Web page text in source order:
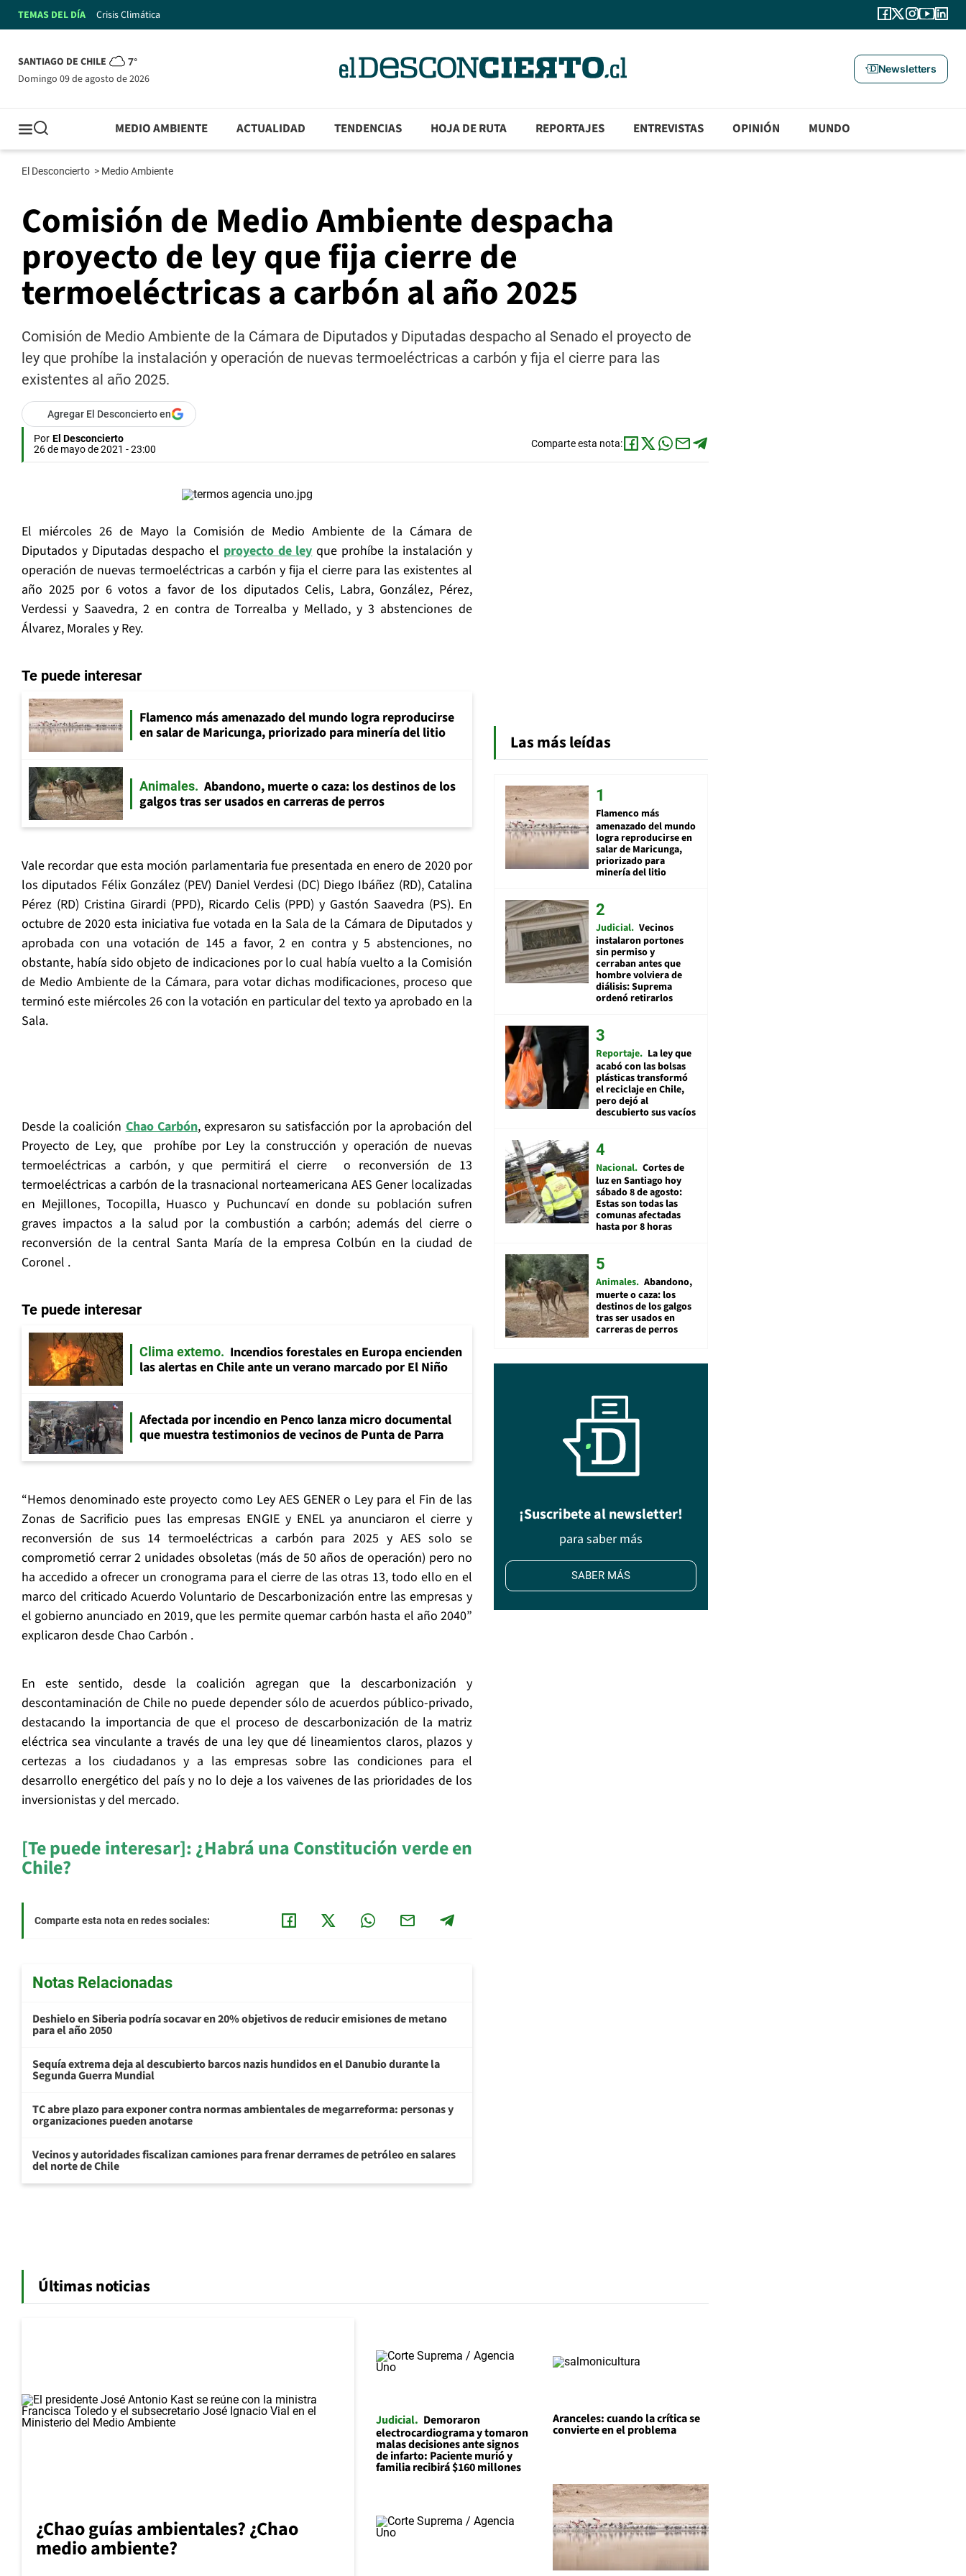
TEMAS DEL DÍA Crisis Climática
SANTIAGO DE CHILE 7°
domingo 09 de agosto de 2026
Newsletters
MEDIO AMBIENTE ACTUALIDAD TENDENCIAS HOJA DE RUTA REPORTAJES ENTREVISTAS OPINIÓN MUNDO
El Desconcierto > Medio Ambiente
Comisión de Medio Ambiente despacha
proyecto de ley que fija cierre de
termoeléctricas a carbón al año 2025
Comisión de Medio Ambiente de la Cámara de Diputados y Diputadas despacho al Senado el proyecto de
ley que prohíbe la instalación y operación de nuevas termoeléctricas a carbón y fija el cierre para las
existentes al año 2025.
Agregar El Desconcierto en
Por El Desconcierto
26 de mayo de 2021 - 23:00
Comparte esta nota:
El miércoles 26 de Mayo la Comisión de Medio Ambiente de la Cámara de
Diputados y Diputadas despacho el proyecto de leyque prohíbe la instalación y
operación de nuevas termoeléctricas a carbón y fija el cierre para las existentes al
año 2025 por 6 votos a favor de los diputados Celis, Labra, González, Pérez,
Verdessi y Saavedra, 2 en contra de Torrealba y Mellado, y 3 abstenciones de
Álvarez, Morales y Rey.
Te puede interesar
Flamenco más amenazado del mundo logra reproducirse
en salar de Maricunga, priorizado para minería del litio
Animales
Abandono, muerte o caza: los destinos de los
galgos tras ser usados en carreras de perros
Vale recordar que esta moción parlamentaria fue presentada en enero de 2020 por
los diputados Félix González (PEV) Daniel Verdesi (DC) Diego Ibáñez (RD), Catalina
Pérez (RD) Cristina Girardi (PPD), Ricardo Celis (PPD) y Gastón Saavedra (PS). En
octubre de 2020 esta iniciativa fue votada en la Sala de la Cámara de Diputados y
aprobada con una votación de 145 a favor, 2 en contra y 5 abstenciones, no
obstante, había sido objeto de indicaciones por lo cual había vuelto a la Comisión
de Medio Ambiente de la Cámara, para votar dichas modificaciones, proceso que
terminó este miércoles 26 con la votación en particular del texto ya aprobado en la
Sala.
Desde la coaliciónChao Carbón, expresaron su satisfacción por la aprobación del
Proyecto de Ley, que prohíbe por Ley la construcción y operación de nuevas
termoeléctricas a carbón, y que permitirá el cierre o reconversión de 13
termoeléctricas a carbón de la trasnacional norteamericana AES Gener localizadas
en Mejillones, Tocopilla, Huasco y Puchuncaví en donde su población sufren
graves impactos a la salud por la combustión a carbón; además del cierre o
reconversión de la central Santa María de la empresa Colbún en la ciudad de
Coronel .
Te puede interesar
Clima extemo
Incendios forestales en Europa encienden
las alertas en Chile ante un verano marcado por El Niño
Afectada por incendio en Penco lanza micro documental
que muestra testimonios de vecinos de Punta de Parra
“Hemos denominado este proyecto como Ley AES GENER o Ley para el Fin de las
Zonas de Sacrificio pues las empresas ENGIE y ENEL ya anunciaron el cierre y
reconversión de sus 14 termoeléctricas a carbón para 2025 y AES solo se
comprometió cerrar 2 unidades obsoletas (más de 50 años de operación) pero no
ha accedido a ofrecer un cronograma para el cierre de las otras 13, todo ello en el
marco del criticado Acuerdo Voluntario de Descarbonización entre las empresas y
el gobierno anunciado en 2019, que les permite quemar carbón hasta el año 2040”
explicaron desde Chao Carbón .
En este sentido, desde la coalición agregan que la descarbonización y
descontaminación de Chile no puede depender sólo de acuerdos público-privado,
destacando la importancia de que el proceso de descarbonización de la matriz
eléctrica sea vinculante a través de una ley que dé lineamientos claros, plazos y
certezas a los ciudadanos y a las empresas sobre las condiciones para el
desarrollo energético del país y no lo deje a los vaivenes de las prioridades de los
inversionistas y del mercado.
[Te puede interesar]:¿Habrá una Constitución verde en
Chile?
Comparte esta nota en redes sociales:
Notas Relacionadas
Deshielo en Siberia podría socavar en 20% objetivos de reducir emisiones de metano
para el año 2050
Sequía extrema deja al descubierto barcos nazis hundidos en el Danubio durante la
Segunda Guerra Mundial
TC abre plazo para exponer contra normas ambientales de megarreforma: personas y
organizaciones pueden anotarse
Vecinos y autoridades fiscalizan camiones para frenar derrames de petróleo en salares
del norte de Chile
Las más leídas
Flamenco más
amenazado del mundo
logra reproducirse en
salar de Maricunga,
priorizado para
minería del litio
Judicial Vecinos
instalaron portones
sin permiso y
cerraban antes que
hombre volviera de
diálisis: Suprema
ordenó retirarlos
Reportaje La ley que
acabó con las bolsas
plásticas transformó
el reciclaje en Chile,
pero dejó al
descubierto sus vacíos
Nacional Cortes de
luz en Santiago hoy
sábado 8 de agosto:
Estas son todas las
comunas afectadas
hasta por 8 horas
Animales Abandono,
muerte o caza: los
destinos de los galgos
tras ser usados en
carreras de perros
¡Suscribete al newsletter!
para saber más
SABER MÁS
Últimas noticias
¿Chao guías ambientales? ¿Chao
medio ambiente?
Judicial
Demoraron
electrocardiograma y tomaron
malas decisiones ante signos
de infarto: Paciente murió y
familia recibirá $160 millones
Aranceles: cuando la crítica se
convierte en el problema